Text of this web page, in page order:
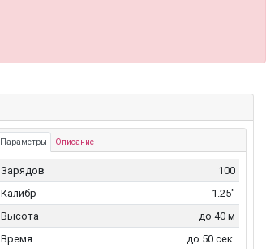
Параметры Описание
Зарядов
100
Калибр
1.25"
Высота
до 40 м
Время
до 50 сек.